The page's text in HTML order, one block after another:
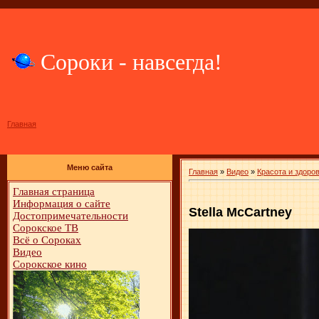
Сороки - навсегда!
Главная
Меню сайта
Главная страница
Информация о сайте
Достопримечательности
Сорокское ТВ
Всё о Сороках
Видео
Сорокское кино
Главная » Видео » Красота и
Stella McCartney